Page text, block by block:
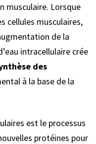
musculaire. Lorsque
cellules musculaires,
de la
intracellulaire crée
des
à la base de la
est le processus
protéines pour